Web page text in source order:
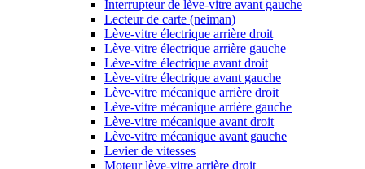
Interrupteur de lève-vitre avant gauche
Lecteur de carte (neiman)
Lève-vitre électrique arrière droit
Lève-vitre électrique arrière gauche
Lève-vitre électrique avant droit
Lève-vitre électrique avant gauche
Lève-vitre mécanique arrière droit
Lève-vitre mécanique arrière gauche
Lève-vitre mécanique avant droit
Lève-vitre mécanique avant gauche
Levier de vitesses
Moteur lève-vitre arrière droit